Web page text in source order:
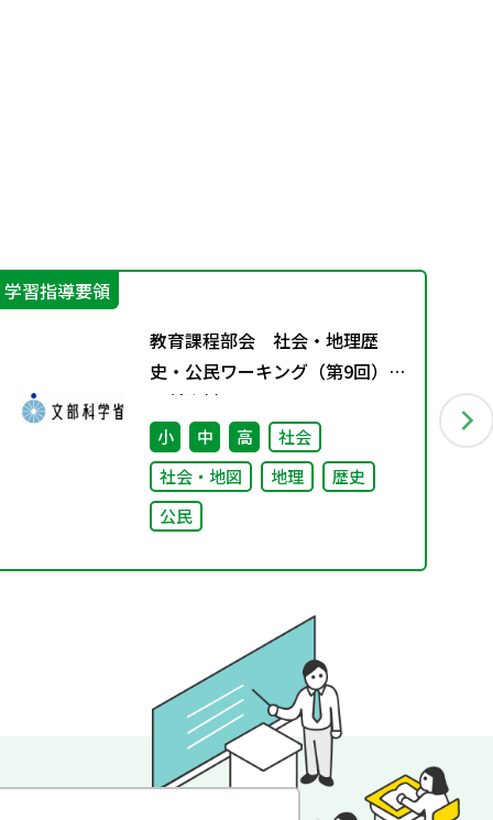
学習指導要領
教育課程部会 社会・地理歴
史・公民ワーキング（第9回）
配付資料
小 中 高
社会
社会・地図
地理
歴史
公民